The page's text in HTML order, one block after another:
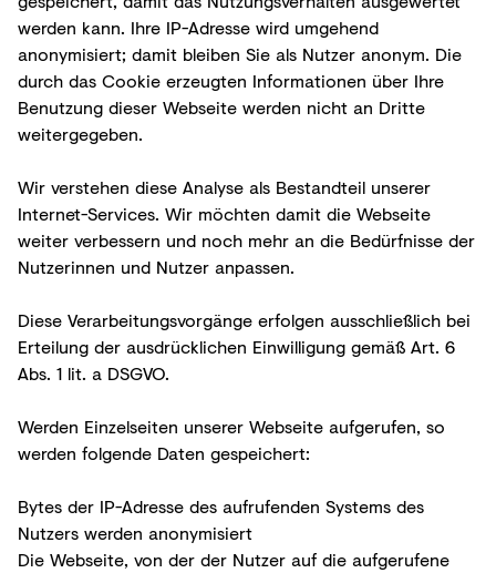
werden kann. Ihre IP-Adresse wird umgehend
anonymisiert; damit bleiben Sie als Nutzer anonym. Die
durch das Cookie erzeugten Informationen über Ihre
Benutzung dieser Webseite werden nicht an Dritte
weitergegeben.
Wir verstehen diese Analyse als Bestandteil unserer
Internet-Services. Wir möchten damit die Webseite
weiter verbessern und noch mehr an die Bedürfnisse der
Nutzerinnen und Nutzer anpassen.
Diese Verarbeitungsvorgänge erfolgen ausschließlich bei
Erteilung der ausdrücklichen Einwilligung gemäß Art. 6
Abs. 1 lit. a DSGVO.
Werden Einzelseiten unserer Webseite aufgerufen, so
werden folgende Daten gespeichert:
Bytes der IP-Adresse des aufrufenden Systems des
Nutzers werden anonymisiert
Die Webseite, von der der Nutzer auf die aufgerufene